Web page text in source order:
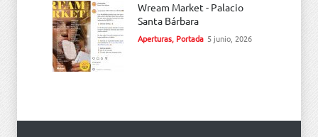
Wream Market - Palacio
Santa Bárbara
Aperturas, Portada 5 junio, 2026